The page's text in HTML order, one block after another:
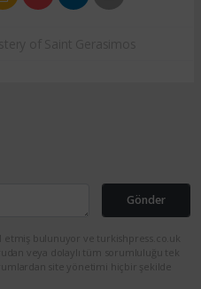
Gönder
etmiş bulunuyor ve turkishpress.co.uk
veya dolaylı tüm sorumluluğu tek
site yönetimi hiçbir şekilde